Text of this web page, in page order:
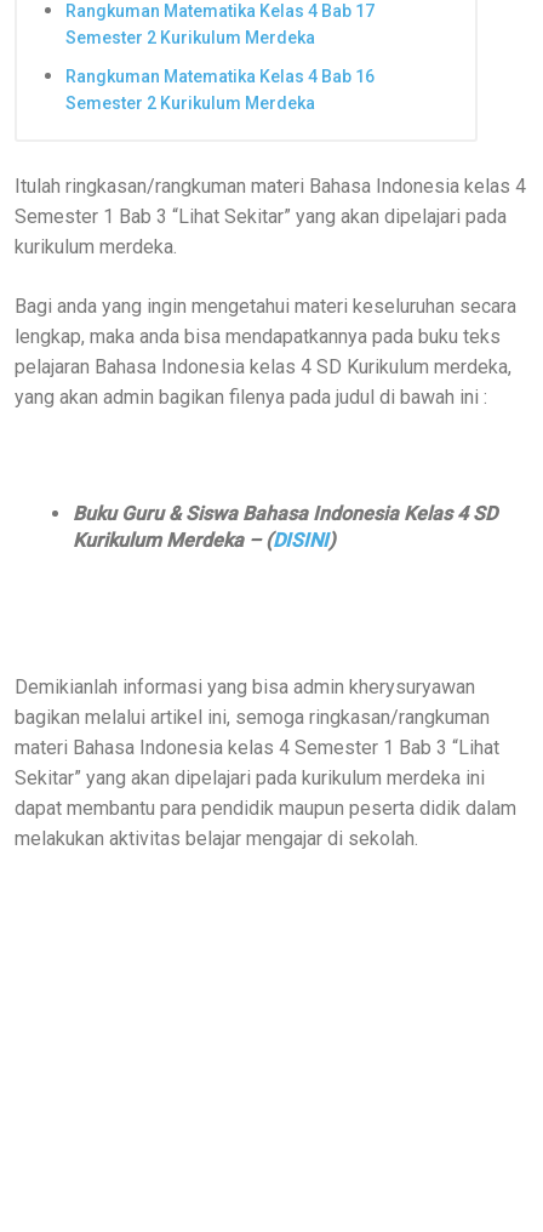
Rangkuman Matematika Kelas 4 Bab 17
Semester 2 Kurikulum Merdeka
Rangkuman Matematika Kelas 4 Bab 16
Semester 2 Kurikulum Merdeka
Itulah ringkasan/rangkuman materi Bahasa Indonesia kelas 4
Semester 1 Bab 3 “Lihat Sekitar” yang akan dipelajari pada
kurikulum merdeka.
Bagi anda yang ingin mengetahui materi keseluruhan secara
lengkap, maka anda bisa mendapatkannya pada buku teks
pelajaran Bahasa Indonesia kelas 4 SD Kurikulum merdeka,
yang akan admin bagikan filenya pada judul di bawah ini :
Buku Guru & Siswa Bahasa Indonesia Kelas 4 SD
Kurikulum Merdeka – (DISINI)
Demikianlah informasi yang bisa admin kherysuryawan
bagikan melalui artikel ini, semoga ringkasan/rangkuman
materi Bahasa Indonesia kelas 4 Semester 1 Bab 3 “Lihat
Sekitar” yang akan dipelajari pada kurikulum merdeka ini
dapat membantu para pendidik maupun peserta didik dalam
melakukan aktivitas belajar mengajar di sekolah.